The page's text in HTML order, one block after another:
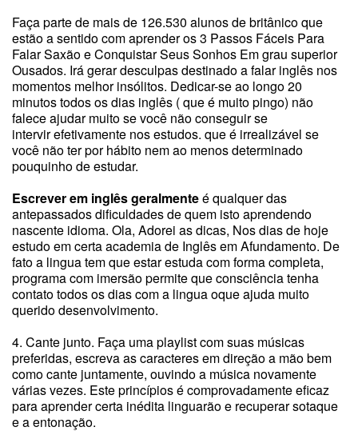
Faça parte de mais de 126.530 alunos de britânico que
estão a sentido com aprender os 3 Passos Fáceis Para
Falar Saxão e Conquistar Seus Sonhos Em grau superior
Ousados. Irá gerar desculpas destinado a falar inglês nos
momentos melhor insólitos. Dedicar-se ao longo 20
minutos todos os dias inglês ( que é muito pingo) não
falece ajudar muito se você não conseguir se
intervir efetivamente nos estudos. que é irrealizável se
você não ter por hábito nem ao menos determinado
pouquinho de estudar.
Escrever em inglês geralmenteé qualquer das
antepassados dificuldades de quem isto aprendendo
nascente idioma. Ola, Adorei as dicas, Nos dias de hoje
estudo em certa academia de Inglês em Afundamento. De
fato a lingua tem que estar estuda com forma completa,
programa com imersão permite que consciência tenha
contato todos os dias com a lingua oque ajuda muito
querido desenvolvimento.
4. Cante junto. Faça uma playlist com suas músicas
preferidas, escreva as caracteres em direção a mão bem
como cante juntamente, ouvindo a música novamente
várias vezes. Este princípios é comprovadamente eficaz
para aprender certa inédita linguarão e recuperar sotaque
e a entonação.